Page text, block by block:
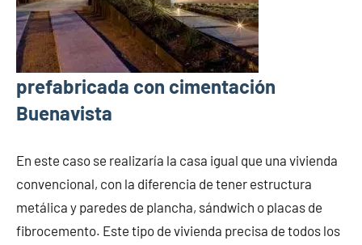
prefabricada con cimentación
Buenavista
En este caso se realizaría la casa igual que una vivienda
convencional, con la diferencia de tener estructura
metálica y paredes de plancha, sándwich o placas de
fibrocemento. Este tipo de vivienda precisa de todos los